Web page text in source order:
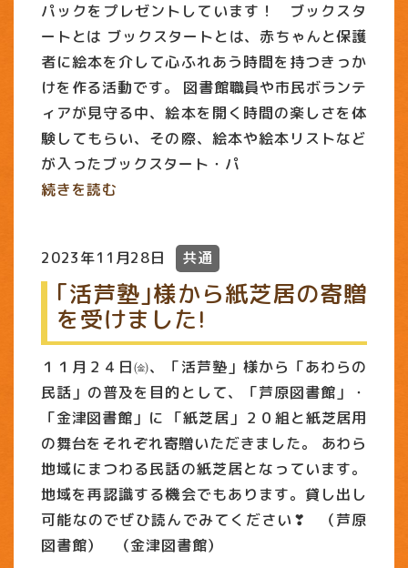
パックをプレゼントしています！ ブックスタ
ートとは ブックスタートとは、赤ちゃんと保護
者に絵本を介して心ふれあう時間を持つきっか
けを作る活動です。 図書館職員や市民ボランテ
ィアが見守る中、絵本を開く時間の楽しさを体
験してもらい、その際、絵本や絵本リストなど
が入ったブックスタート・パ
続きを読む
2023年11月28日 共通
｢活芦塾｣様から紙芝居の寄贈
を受けました!
１１月２４日㈮、「活芦塾」様から「あわらの
民話」の普及を目的として、「芦原図書館」・
「金津図書館」に 「紙芝居」２０組と紙芝居用
の舞台をそれぞれ寄贈いただきました。 あわら
地域にまつわる民話の紙芝居となっています。
地域を再認識する機会でもあります。貸し出し
可能なのでぜひ読んでみてください❣ （芦原
図書館） （金津図書館）